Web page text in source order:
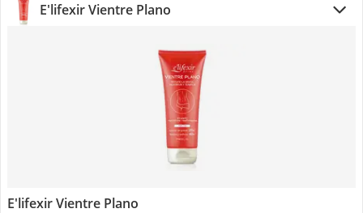
E'lifexir Vientre Plano
E'lifexir Vientre Plano